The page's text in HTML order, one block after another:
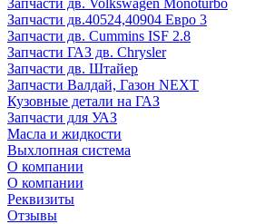
Запчасти дв. Volkswagen Monoturbo
Запчасти дв.40524,40904 Евро 3
Запчасти дв. Cummins ISF 2.8
Запчасти ГАЗ дв. Chrysler
Запчасти дв. Штайер
Запчасти Валдай, Газон NEXT
Кузовные детали на ГАЗ
Запчасти для УАЗ
Масла и жидкости
Выхлопная система
О компании
О компании
Реквизиты
Отзывы